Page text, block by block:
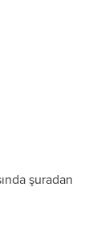
şuradan